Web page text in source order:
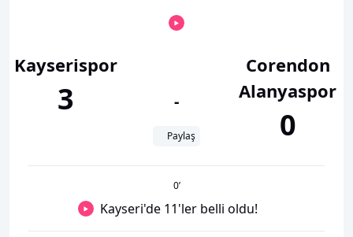
Kayserispor
3 -
Paylaş
Corendon
Alanyaspor
0
0’
Kayseri'de 11'ler belli oldu!